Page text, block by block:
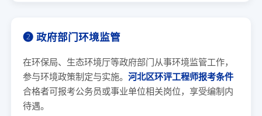
➋ 政府部门环境监管
在环保局、生态环境厅等政府部门从事环境监管工作，
参与环境政策制定与实施。 河北区环评工程师报考条件
合格者可报考公务员或事业单位相关岗位，享受编制内
待遇。